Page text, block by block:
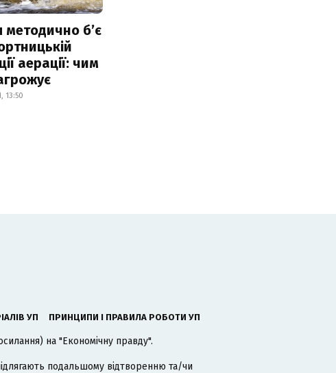
методично б’є
аерації: чим
13:50
УП ПРИНЦИПИ І ПРАВИЛА РОБОТИ УП
на "Економічну правду".
подальшому відтворенню та/чи